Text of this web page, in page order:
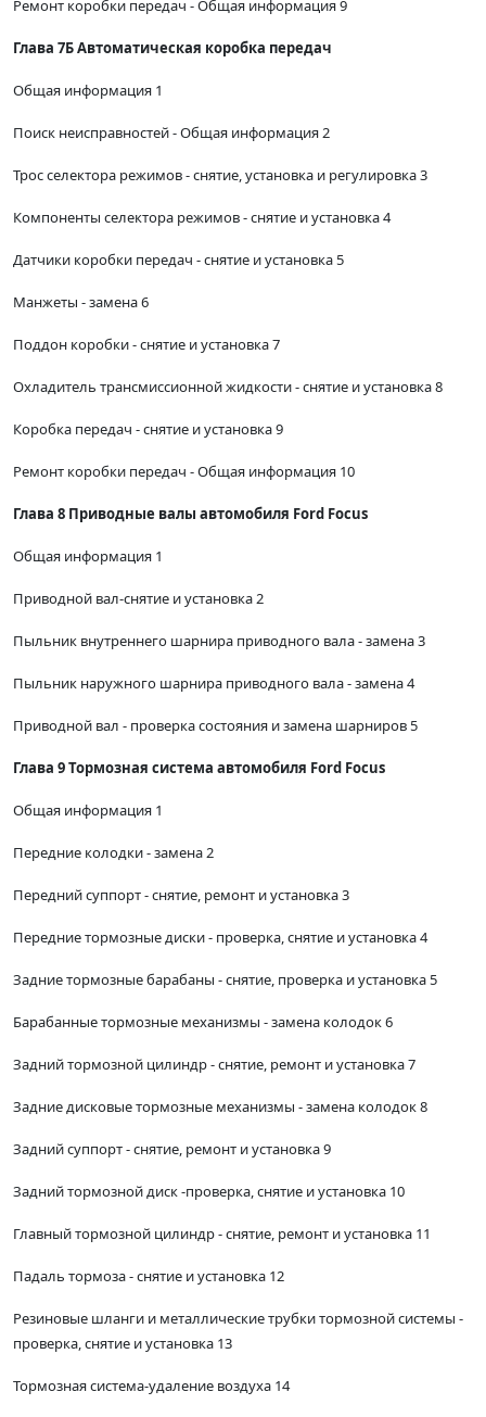
Ремонт коробки передач - Общая информация 9
Глава 7Б Автоматическая коробка передач
Общая информация 1
Поиск неисправностей - Общая информация 2
Трос селектора режимов - снятие, установка и регулировка 3
Компоненты селектора режимов - снятие и установка 4
Датчики коробки передач - снятие и установка 5
Манжеты - замена 6
Поддон коробки - снятие и установка 7
Охладитель трансмиссионной жидкости - снятие и установка 8
Коробка передач - снятие и установка 9
Ремонт коробки передач - Общая информация 10
Глава 8 Приводные валы автомобиля Ford Focus
Общая информация 1
Приводной вал-снятие и установка 2
Пыльник внутреннего шарнира приводного вала - замена 3
Пыльник наружного шарнира приводного вала - замена 4
Приводной вал - проверка состояния и замена шарниров 5
Глава 9 Тормозная система автомобиля Ford Focus
Общая информация 1
Передние колодки - замена 2
Передний суппорт - снятие, ремонт и установка 3
Передние тормозные диски - проверка, снятие и установка 4
Задние тормозные барабаны - снятие, проверка и установка 5
Барабанные тормозные механизмы - замена колодок 6
Задний тормозной цилиндр - снятие, ремонт и установка 7
Задние дисковые тормозные механизмы - замена колодок 8
Задний суппорт - снятие, ремонт и установка 9
Задний тормозной диск -проверка, снятие и установка 10
Главный тормозной цилиндр - снятие, ремонт и установка 11
Падаль тормоза - снятие и установка 12
Резиновые шланги и металлические трубки тормозной системы -
проверка, снятие и установка 13
Тормозная система-удаление воздуха 14